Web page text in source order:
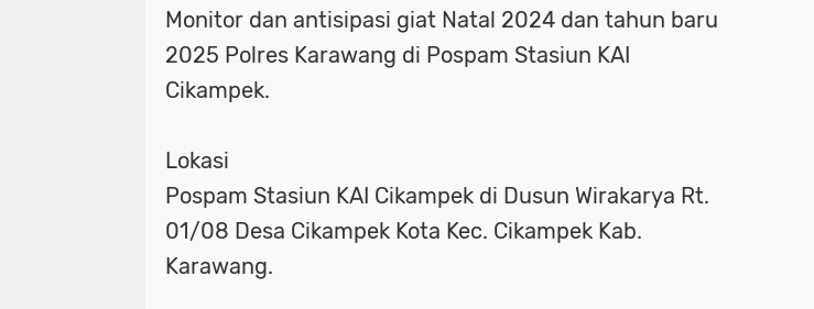
Monitor dan antisipasi giat Natal 2024 dan tahun baru
2025 Polres Karawang di Pospam Stasiun KAI
Cikampek.
Lokasi
Pospam Stasiun KAI Cikampek di Dusun Wirakarya Rt.
01/08 Desa Cikampek Kota Kec. Cikampek Kab.
Karawang.